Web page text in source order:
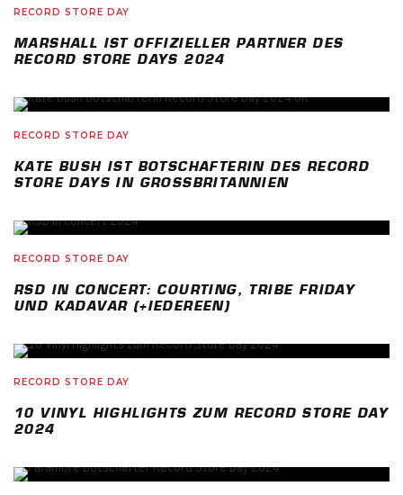
RECORD STORE DAY
MARSHALL IST OFFIZIELLER PARTNER DES
RECORD STORE DAYS 2024
RECORD STORE DAY
KATE BUSH IST BOTSCHAFTERIN DES RECORD
STORE DAYS IN GROSSBRITANNIEN
RECORD STORE DAY
RSD IN CONCERT: COURTING, TRIBE FRIDAY
UND KADAVAR (+IEDEREEN)
RECORD STORE DAY
10 VINYL HIGHLIGHTS ZUM RECORD STORE DAY
2024